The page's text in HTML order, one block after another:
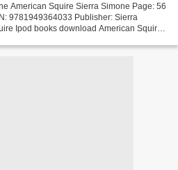
American Squire Sierra Simone Page: 56
9781949364033 Publisher: Sierra
Ipod books download American Squire